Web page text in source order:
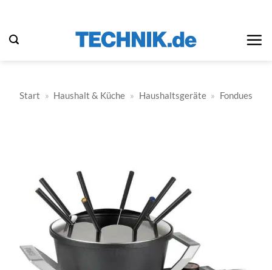
springen
Start » Haushalt & Küche » Haushaltsgeräte » Fondues